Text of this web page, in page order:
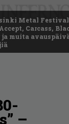
Metal
Carcass,
ja muita
–